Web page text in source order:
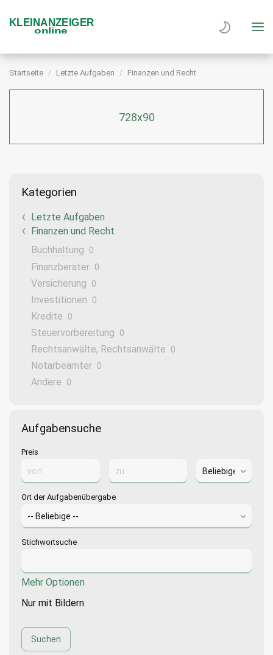
Startseite Letzte Aufgaben Finanzen und Recht
728x90
Kategorien
Letzte Aufgaben
Finanzen und Recht
Buchhaltung
0
Finanzberater 0
Versicherung 0
Investitionen 0
Kredite 0
Steuervorbereitung 0
Rechtsanwälte, Rechtsanwälte 0
Notarbeamter 0
Andere 0
Aufgabensuche
Preis
Ort der Aufgabenübergabe
Stichwortsuche
Mehr Optionen
Nur mit Bildern